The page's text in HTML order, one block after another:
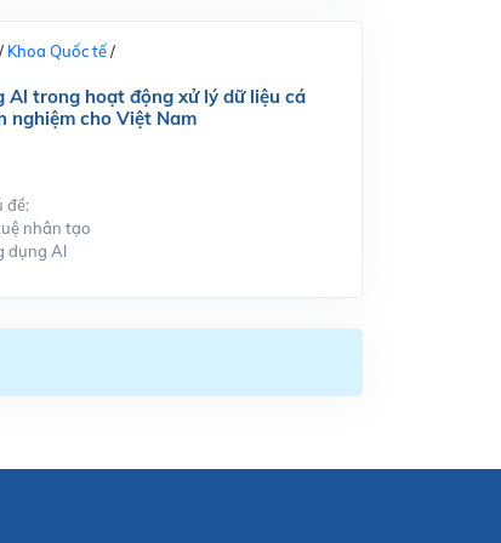
Khoa Quốc tế/
Al trong hoạt động xử lý dữ liệu cá
nghiệm cho Việt Nam
đề:
nhân tạo
dụng Al